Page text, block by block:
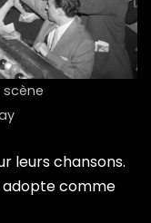
scène
leurs chansons.
adopte comme